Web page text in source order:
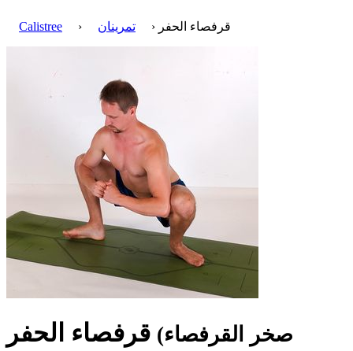
Calistree › تمرينان › قرفصاء الحفر
(صخر القرفصاء